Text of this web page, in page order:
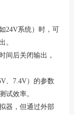
24V系统）时，可
。
间后关闭输出，
、7.4V）的参数
试效率。
器，但通过外部